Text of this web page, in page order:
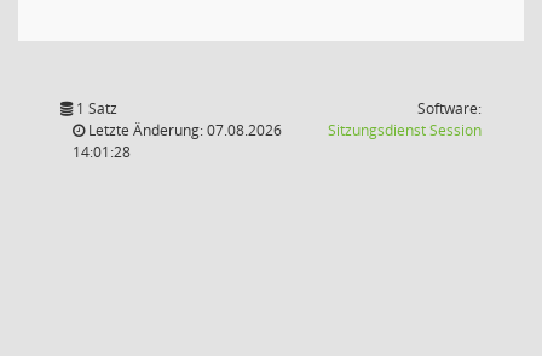
1 Satz
Letzte Änderung: 07.08.2026
14:01:28
Software:
SitzungsdienstSession(Wird in